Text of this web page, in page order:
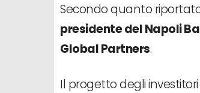
Secondo quanto
presidente del Napoli
Global Partners.
Il progetto degli